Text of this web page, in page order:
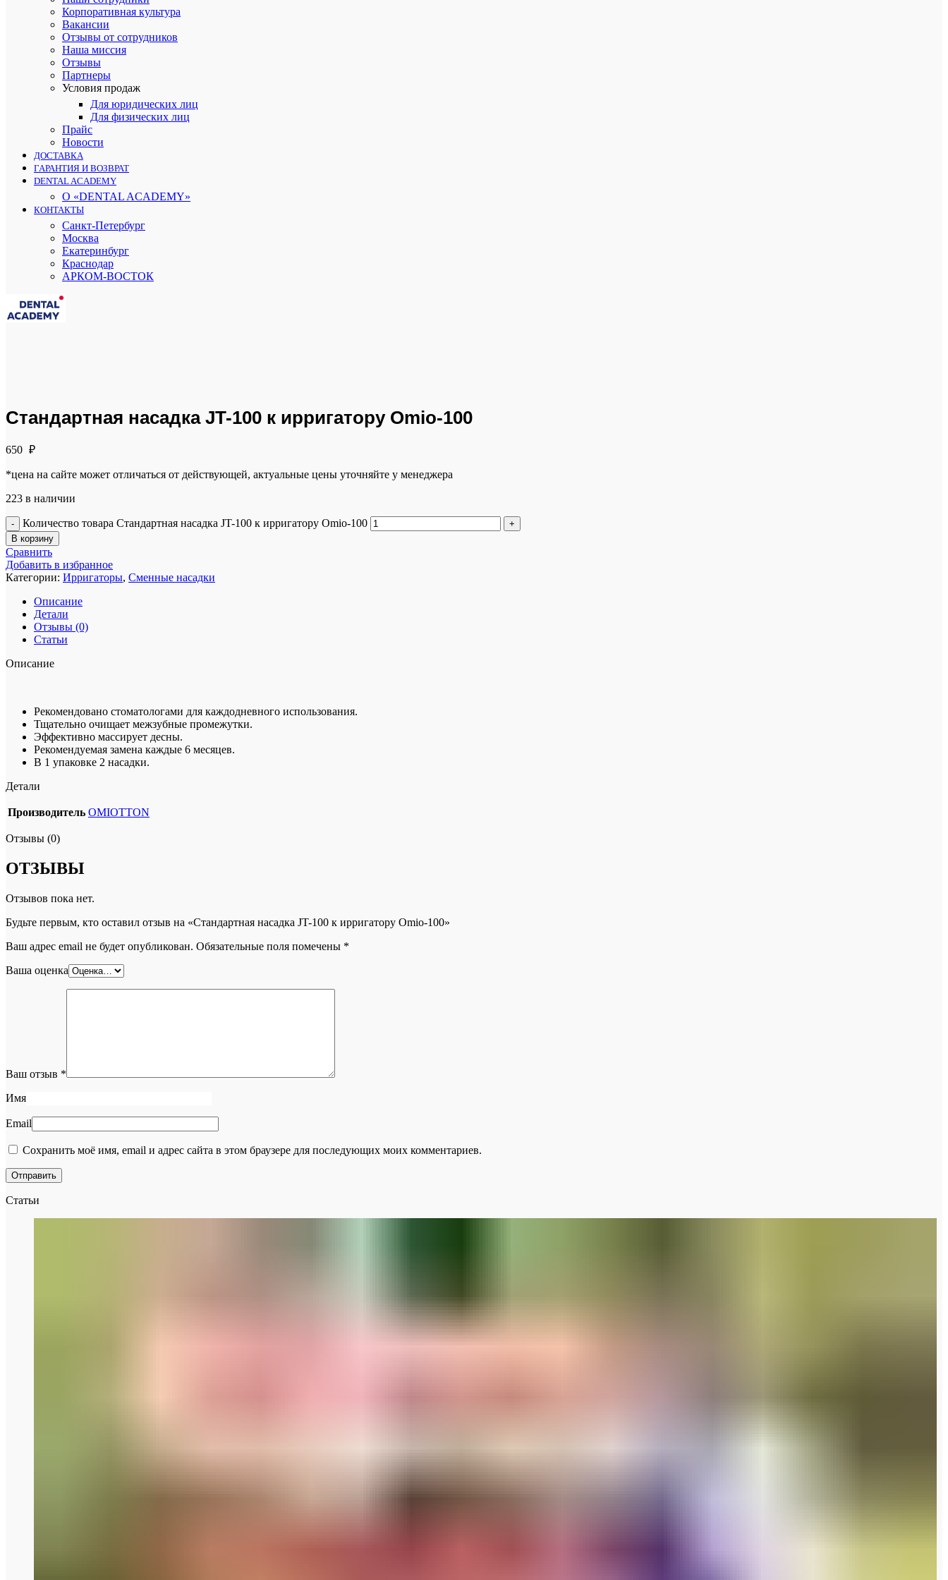
Корпоративная культура
Вакансии
Отзывы от сотрудников
Наша миссия
Отзывы
Партнеры
Условия продаж
Для юридических лиц
Для физических лиц
Прайс
Новости
ДОСТАВКА
ГАРАНТИЯ И ВОЗВРАТ
DENTAL ACADEMY
О «DENTAL ACADEMY»
КОНТАКТЫ
Санкт-Петербург
Москва
Екатеринбург
Краснодар
АРКОМ-ВОСТОК
Стандартная насадка JT-100 к ирригатору Omio-100
650 ₽
*цена на сайте может отличаться от действующей, актуальные цены уточняйте у менеджера
223 в наличии
Количество товара Стандартная насадка JT-100 к ирригатору Omio-100
В корзину
Сравнить
Добавить в избранное
Категории: Ирригаторы, Сменные насадки
Описание
Детали
Отзывы (0)
Статьи
Описание
Рекомендовано стоматологами для каждодневного использования.
Тщательно очищает межзубные промежутки.
Эффективно массирует десны.
Рекомендуемая замена каждые 6 месяцев.
В 1 упаковке 2 насадки.
Детали
Производитель OMIOTTON
Отзывы (0)
ОТЗЫВЫ
Отзывов пока нет.
Будьте первым, кто оставил отзыв на «Стандартная насадка JT-100 к ирригатору Omio-100»
Ваш адрес email не будет опубликован. Обязательные поля помечены *
Ваша оценка
Ваш отзыв *
Имя
Email
Сохранить моё имя, email и адрес сайта в этом браузере для последующих моих комментариев.
Статьи